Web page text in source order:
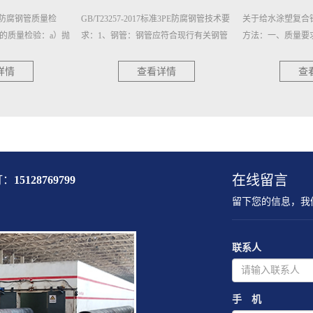
防腐钢管技术要
合现行有关钢管
情
关于给水涂塑复合钢管的质量要求和试验
方法：一、质量要求：1、外观：给水涂
匀，无伤痕、针孔···查看详情
深入解读-内外涂
法：焊接连接是钢
塑复合钢管的焊接
查
15128769799 在线留言
留下您的信息，
联系人
手 机